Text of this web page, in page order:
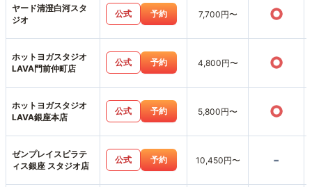
ヤード清澄白河スタ
ジオ
公式 予約 7,700円〜 ○
ホットヨガスタジオ
LAVA門前仲町店
公式 予約 4,800円〜 ○
ホットヨガスタジオ
LAVA銀座本店
公式 予約 5,800円〜 ○
ゼンプレイスピラテ
ィス銀座 スタジオ店
公式 予約 10,450円〜 -